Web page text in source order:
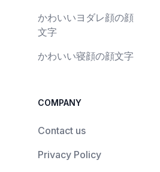
かわいいヨダレ顔の顔
文字
かわいい寝顔の顔文字
COMPANY
Contact us
Privacy Policy